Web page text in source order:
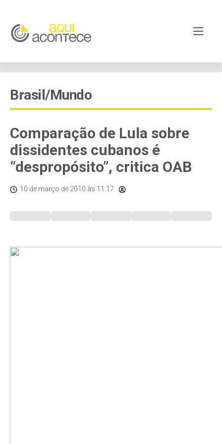
Brasil/Mundo
Comparação de Lula sobre
dissidentes cubanos é
“despropósito”, critica OAB
10 de março de 2010 às 11:17